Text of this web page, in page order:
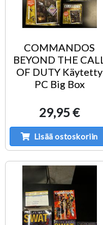
COMMANDOS
BEYOND THE CALL
OF DUTY Käytetty
PC Big Box
29,95 €
Lisää ostoskoriin